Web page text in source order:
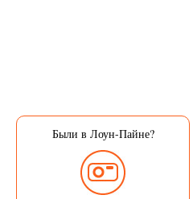
Были в Лоун-Пайне?